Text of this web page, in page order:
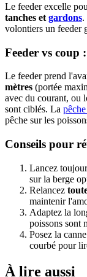
Le feeder excelle
tanches et gardons.
volontiers un feeder
Feeder vs coup
Le feeder prend
mètres (portée
avec du courant, ou
sont ciblés. La
pêche sur les
Conseils pour
Lancez
sur la berge
Relancez
maintenir
Adaptez la
poissons sont
Posez la
courbé pour
À lire aussi